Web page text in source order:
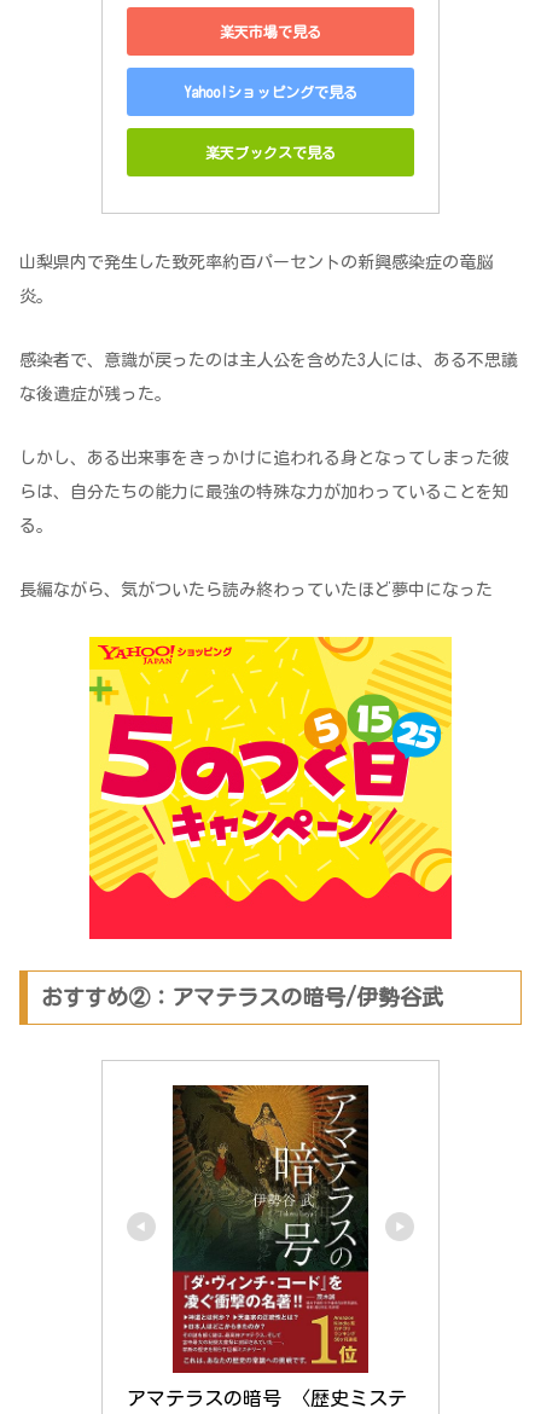
楽天市場で見る
Yahoo!ショッピングで見る
楽天ブックスで見る
山梨県内で発生した致死率約百パーセントの新興感染症の竜脳
炎。
感染者で、意識が戻ったのは主人公を含めた3人には、ある不思議
な後遺症が残った。
しかし、ある出来事をきっかけに追われる身となってしまった彼
らは、自分たちの能力に最強の特殊な力が加わっていることを知
る。
長編ながら、気がついたら読み終わっていたほど夢中になった
おすすめ②：アマテラスの暗号/伊勢谷武
アマテラスの暗号 〈歴史ミステ